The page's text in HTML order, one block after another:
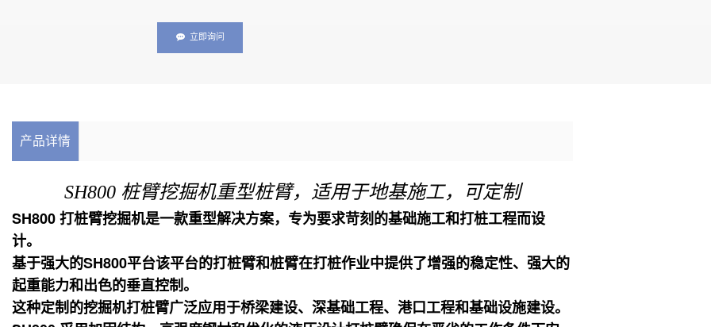
立即询问
产品详情
SH800 桩臂挖掘机重型桩臂，适用于地基施工，可定制
SH800 打桩臂挖掘机是一款重型解决方案，专为要求苛刻的基础施工和打桩工程而设
计。
基于强大的SH800平台该平台的打桩臂和桩臂在打桩作业中提供了增强的稳定性、强大的
起重能力和出色的垂直控制。
这种定制的挖掘机打桩臂广泛应用于桥梁建设、深基础工程、港口工程和基础设施建设。